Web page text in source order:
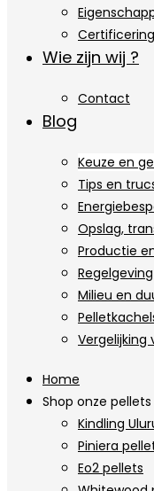
Wie zijn wij ?
Contact
Blog
Keuze en
Tips en
Opslag,
Productie
Milieu en
Home
Shop onze pellets
Kindling
Piniera
Eo2 pellets